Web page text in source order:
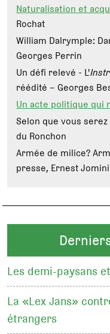
Naturalisation et
Rochat
William Dalrymple:
Georges Perrin
Un défi relevé - L'
réédité – Georges
Un acte politique qui
Selon que vous
du Ronchon
Armée de milice?
presse, Ernest Jomini
Les demi-paysans
La «Lex Jans»
étrangers